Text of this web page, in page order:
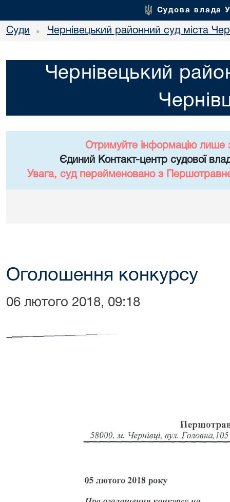
Судова влада
Суди • Чернівецький районний суд міста
Чернівецький
Отримуйте інформацію лише
Єдиний Контакт-центр судової
Увага, суд перейменовано з
Оголошення конкурсу
06 лютого 2018, 09:18